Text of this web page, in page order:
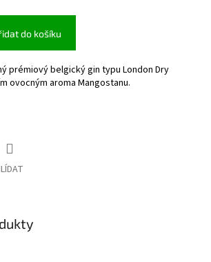
do košíku
prémiový belgický gin typu London Dry
ovocným aroma Mangostanu.